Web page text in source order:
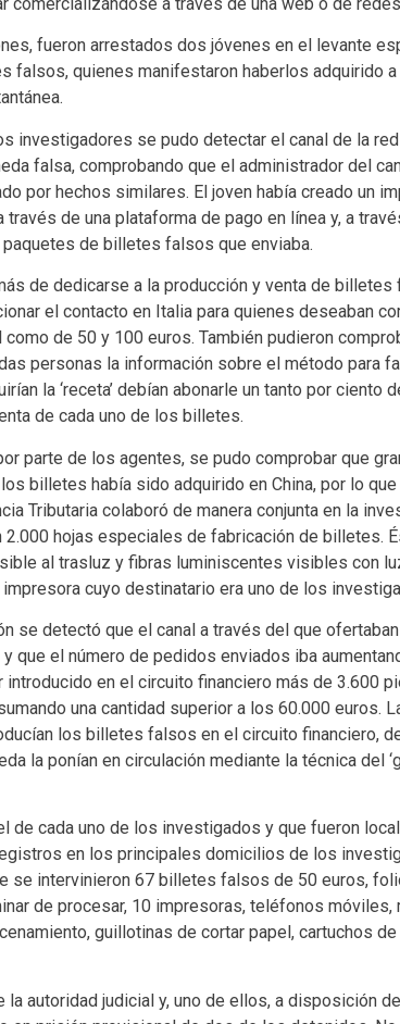
fueron arrestados dos jóvenes en el levante
falsos, quienes manifestaron haberlos adquirido
investigadores se pudo detectar el canal de la
falsa, comprobando que el administrador del
por hechos similares. El joven había creado un
través de una plataforma de pago en línea y, a
de billetes falsos que enviaba.
de dedicarse a la producción y venta de
el contacto en Italia para quienes deseaban
de 50 y 100 euros. También pudieron
personas la información sobre el método para
la ‘receta’ debían abonarle un tanto por ciento
de cada uno de los billetes.
parte de los agentes, se pudo comprobar que
billetes había sido adquirido en China, por lo
Tributaria colaboró de manera conjunta en la
hojas especiales de fabricación de billetes.
al trasluz y fibras luminiscentes visibles con
cuyo destinatario era uno de los
se detectó que el canal a través del que
que el número de pedidos enviados iba
introducido en el circuito financiero más de 3.600
una cantidad superior a los 60.000 euros.
los billetes falsos en el circuito financiero,
la ponían en circulación mediante la técnica del
de cada uno de los investigados y que fueron
en los principales domicilios de los
se intervinieron 67 billetes falsos de 50 euros,
de procesar, 10 impresoras, teléfonos móviles,
guillotinas de cortar papel, cartuchos de
autoridad judicial y, uno de ellos, a disposición